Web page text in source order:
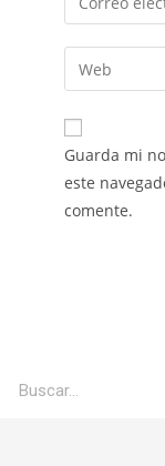
Guarda mi
este
comente.